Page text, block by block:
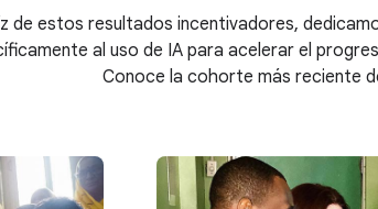
de estos resultados incentivadores,
al uso de IA para acelerar el
Conoce la cohorte más reciente